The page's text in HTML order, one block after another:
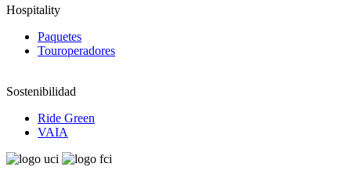
Hospitality
Paquetes
Touroperadores
Sostenibilidad
Ride Green
VAIA